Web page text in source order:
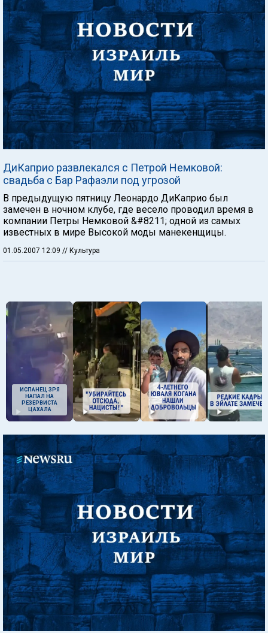
ДиКаприо развлекался с Петрой Немковой:
свадьба с Бар Рафаэли под угрозой
В предыдущую пятницу Леонардо ДиКаприо был
замечен в ночном клубе, где весело проводил время в
компании Петры Немковой &#8211; одной из самых
известных в мире Высокой моды манекенщицы.
01.05.2007 12:09 // Культура
ИСПАНЕЦ ЗРЯ
НАПАЛ НА
РЕЗЕРВИСТА
ЦАХАЛА